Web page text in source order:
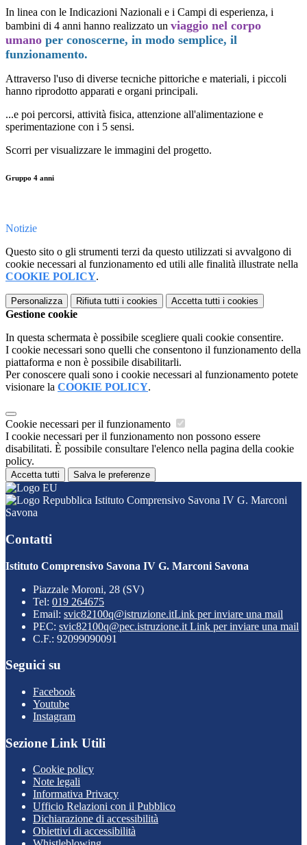
In linea con le Indicazioni Nazionali e i Campi di esperienza, i
bambini di 4 anni hanno realizzato un viaggio nel corpo
umano per conoscerne, in modo semplice, il
funzionamento.
Attraverso l'uso di diverse tecniche pittoriche e materiali, i piccoli
hanno riprodotto apparati e organi principali.
...e poi percorsi, attività fisica, attenzione all'alimentazione e
sperimentazione con i 5 sensi.
Scorri per visualizzare le immagini del progetto.
Gruppo 4 anni
Notizie
Questo sito o gli strumenti terzi da questo utilizzati si avvalgono di
cookie necessari al funzionamento ed utili alle finalità illustrate nella
COOKIE POLICY.
Personalizza Rifiuta tutti i cookies Accetta tutti i cookies
Gestione cookie
In questa schermata è possibile scegliere quali cookie consentire.
I cookie necessari sono quelli che consentono il funzionamento della
piattaforma e non è possibile disabilitarli.
Per conoscere quali sono i cookie necessari al funzionamento potete
visionare la COOKIE POLICY.
Cookie necessari per il funzionamento
I cookie necessari per il funzionamento non possono essere
disabilitati. È possibile consultare l'elenco nella pagina della cookie
policy.
Accetta tutti Salva le preferenze
Istituto Comprensivo Savona IV G. Marconi
Savona
Contatti
Istituto Comprensivo Savona IV G. Marconi Savona
Piazzale Moroni, 28 (SV)
Tel: 019 264675
Email: svic82100q@istruzione.itLink per inviare una mail
PEC: svic82100q@pec.istruzione.it Link per inviare una mail
C.F.: 92099090091
Seguici su
Facebook
Youtube
Instagram
Sezione Link Utili
Cookie policy
Note legali
Informativa Privacy
Ufficio Relazioni con il Pubblico
Dichiarazione di accessibilità
Obiettivi di accessibilità